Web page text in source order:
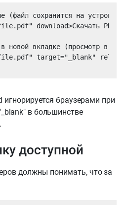
(файл сохранится на
download>Скачать PDF</
новой вкладке (просмотр в
target="_blank"
игнорируется браузерами при
в большинстве
доступной
должны понимать, что за